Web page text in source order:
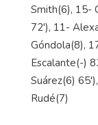
Smith(6), 15-
72'), 11-
Góndola(8),
Escalante(-)
Suárez(6)
Rudé(7)